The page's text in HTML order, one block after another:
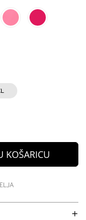
KOŠARICU